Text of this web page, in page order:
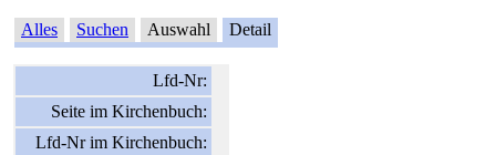
Alles Suchen Auswahl Detail
Lfd-Nr:
Seite im Kirchenbuch:
Lfd-Nr im Kirchenbuch: